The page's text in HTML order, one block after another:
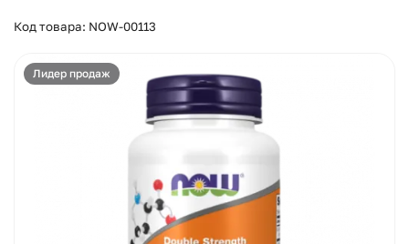
Код товара: NOW-00113
Лидер продаж